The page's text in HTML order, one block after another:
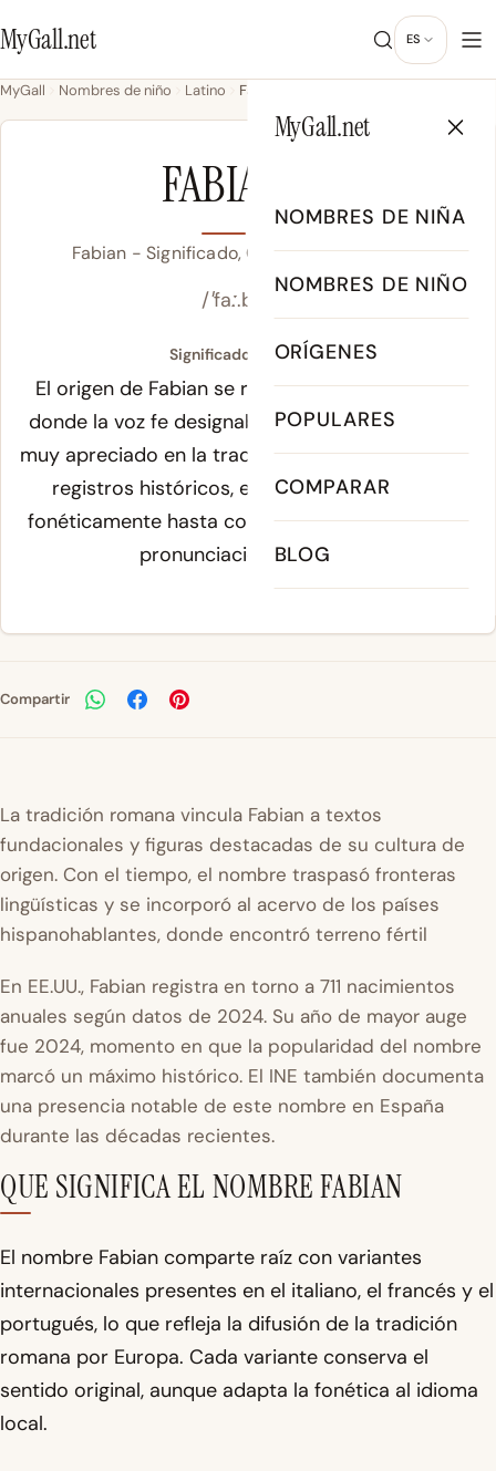
MyGall.net ES
MyGall.net
NOMBRES DE NIÑA
NOMBRES DE NIÑO
ORÍGENES
POPULARES
COMPARAR
BLOG
MyGall Nombres de niño Latino Fabian
FABIAN
Fabian - Significado, Origen & Popularidad
/ˈfaː.bi.an/
Significado de Fabian:
El origen de Fabian se remonta al latín antiguo,
donde la voz fe designaba un concepto ligado a
muy apreciado en la tradición cristiana. Según los
registros históricos, esta forma evolucionó
fonéticamente hasta consolidarse en su grafía y
pronunciación actuales.
Compartir
La tradición romana vincula Fabian a textos
fundacionales y figuras destacadas de su cultura de
origen. Con el tiempo, el nombre traspasó fronteras
lingüísticas y se incorporó al acervo de los países
hispanohablantes, donde encontró terreno fértil
En EE.UU., Fabian registra en torno a 711 nacimientos
anuales según datos de 2024. Su año de mayor auge
fue 2024, momento en que la popularidad del nombre
marcó un máximo histórico. El INE también documenta
una presencia notable de este nombre en España
durante las décadas recientes.
QUE SIGNIFICA EL NOMBRE FABIAN
El nombre Fabian comparte raíz con variantes
internacionales presentes en el italiano, el francés y el
portugués, lo que refleja la difusión de la tradición
romana por Europa. Cada variante conserva el
sentido original, aunque adapta la fonética al idioma
local.